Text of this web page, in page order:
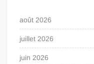
août 2026
juillet 2026
juin 2026